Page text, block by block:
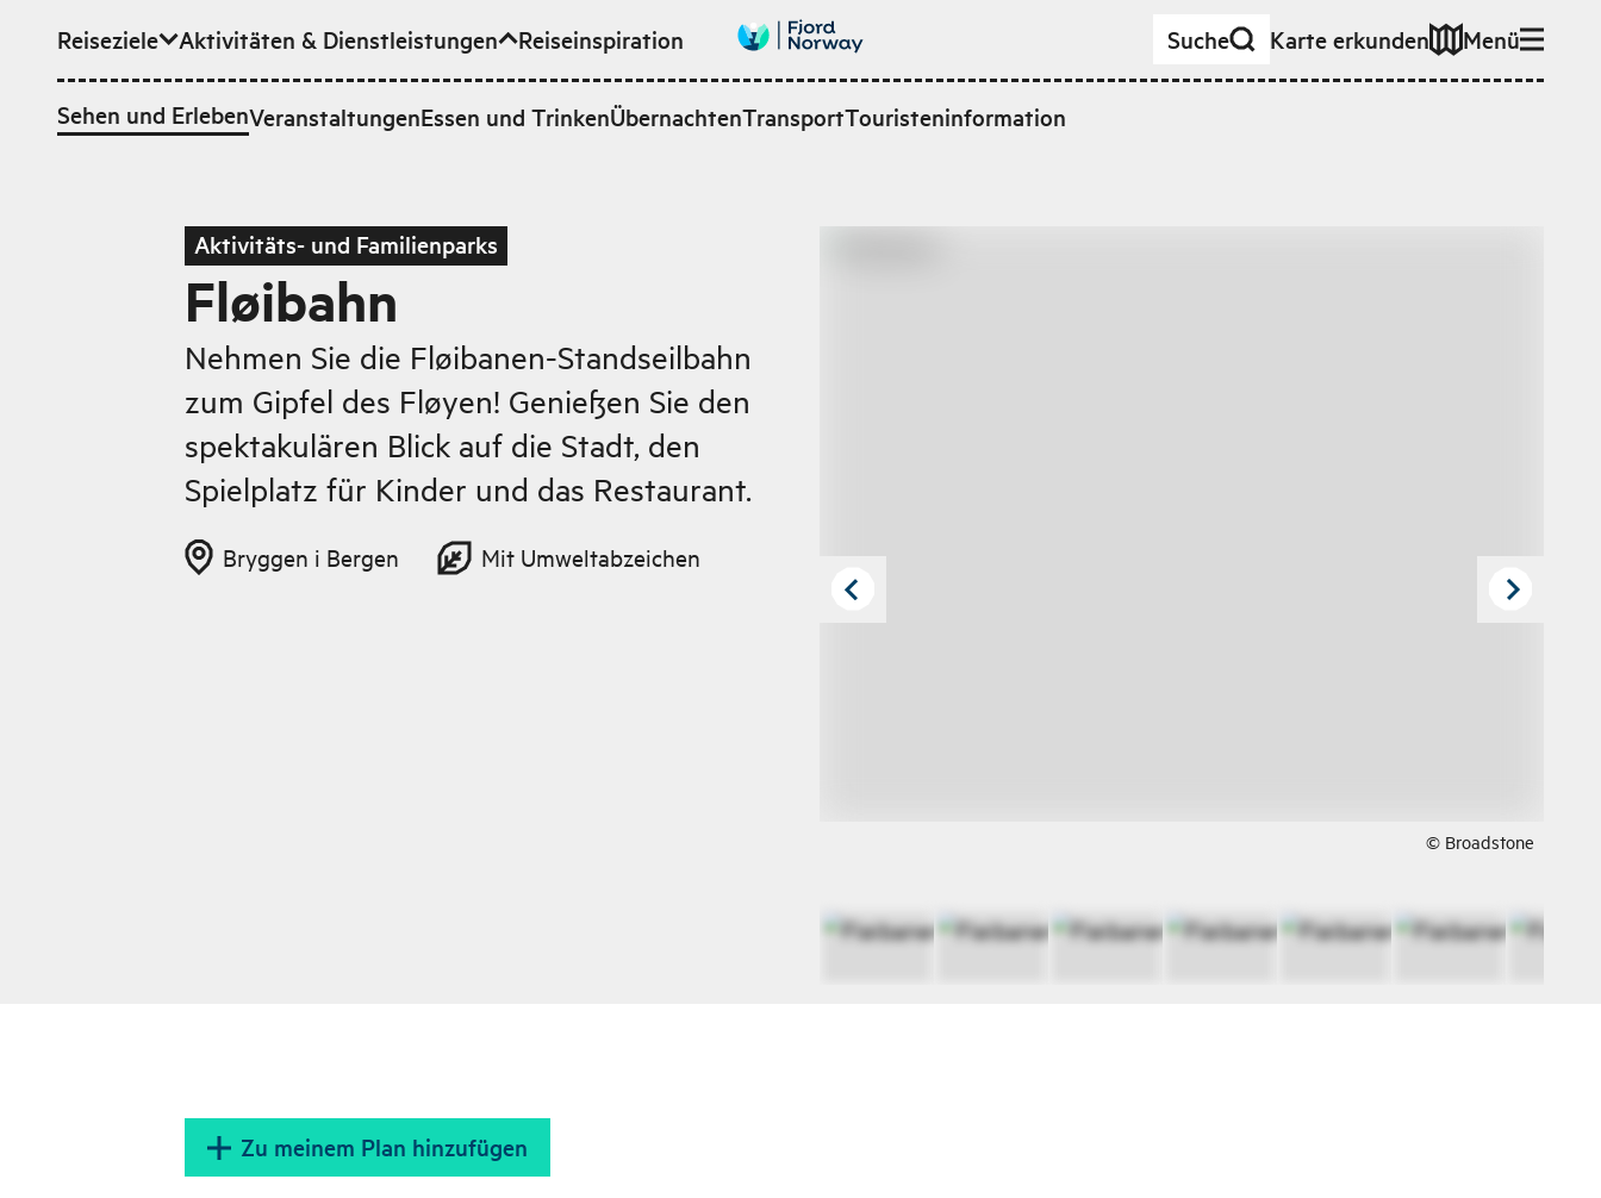
Zum Hauptinhalt
Reiseziele Aktivitäten & Dienstleistungen
Sehen und ErlebenVeranstaltungenEssen und TrinkenÜbernachtenTransportTouristeninformation
Reiseinspiration Suche Karte erkunden Menü
Aktivitäts- und Familienparks
Fløibahn
Nehmen Sie die Fløibanen-Standseilbahn
zum Gipfel des Fløyen! Genießen Sie den
spektakulären Blick auf die Stadt, den
Spielplatz für Kinder und das Restaurant.
Bryggen i Bergen Mit Umweltabzeichen
© Broadstone
Zu meinem Plan hinzufügen